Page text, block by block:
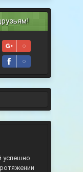
успешно